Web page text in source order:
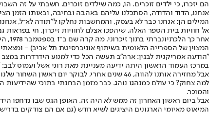
הם יזכרו, כי ילדים זוכרים. הו, כמה שילדים זוכרים. חשבתי על זה
אנחנו, הדוד והדודה, הסתכלנו עליהם באהבה ובחיבה, ובאותו הזמן
המילים הן: אנחנו כבר לא בעסק, והמחשבות נחלקו ל"תודה לא־ל,
אל חוויות בית הספר האלה, שיהפכו אצלם לחוויות זיכרון, חי בפראות
אחר כך הלכתי
המצוין של הספרייה הלאומית בשיתוף אוניברסיטת תל אביב) -
"הודעה אמריקנית לבגין: ארה"ב תעשה הכל כדי למנוע הידרדרות
במרכז העמוד הראשון היתה ידיעה מעניינת מאת רוני אשל ועמוס לבב:
אבל מחזירה אותנו להווה, 46 שנים אחרי, לבוקר יום ראשון השחור שלנו שאל בין בתרי דמעותיו השתרבבו גם הידיעות המאוסות האלה, על איום השביתה, ואז על כך שהיא אכן יצאה לפועל.
למה צחוק? כי עולם כמנהגו נוהג. כבר מזמן הבחנתי בתוכי
והמוכר.
אבל ביום ראשון האחרון זה ממש לא היה זה. האופן הגס שבו נדחפו
המיאוס מאיומי הארגונים היציגים לשיא חדש (גם אם הם צודקים